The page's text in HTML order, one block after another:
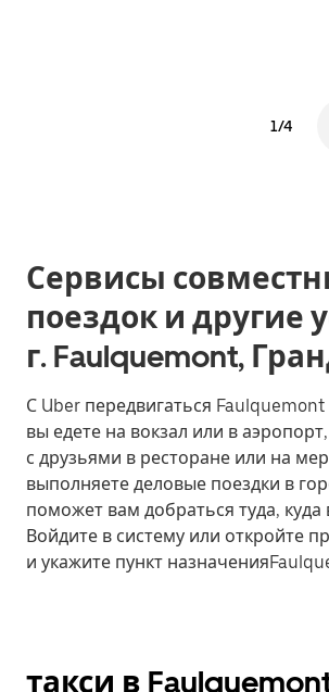
1/4
Сервисы
поездок и другие
г. Faulquemont,
С Uber передвигаться
вы едете на вокзал или в
с друзьями в ресторане или на
выполняете деловые поездки в
поможет вам добраться туда,
Войдите в систему или откройте
и укажите пункт
такси в